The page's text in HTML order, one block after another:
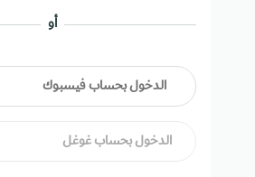
أو
الدخول بحساب فيسبوك
الدخول بحساب غوغل